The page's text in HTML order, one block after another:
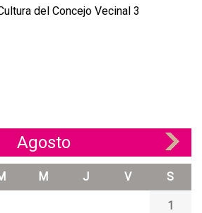
del Concejo Vecinal 3
Agosto
M J V S
1